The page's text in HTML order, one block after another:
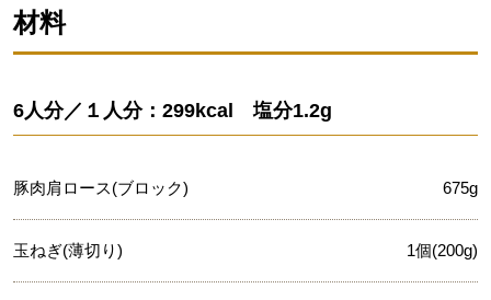
材料
6人分／１人分：299kcal 塩分1.2g
豚肉肩ロース(ブロック) 675g
玉ねぎ(薄切り) 1個(200g)